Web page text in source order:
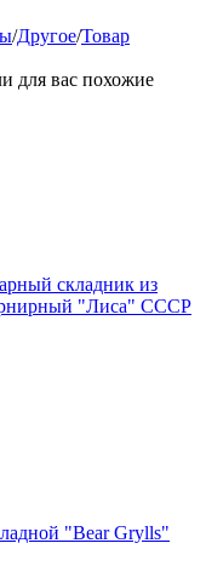
/Другое/Товар
для вас похожие
складник из
"Лиса" СССР
"Bear Grylls"